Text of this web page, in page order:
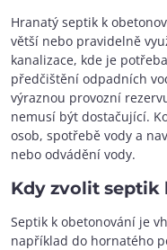
Hranatý septik k
větší nebo pravidelně
kanalizace, kde je
předčištění odpadních
výraznou provozní
nemusí být dostačující.
osob, spotřebě vody a
nebo odvádění vody.
Kdy zvolit
Septik k obetonování je
například do hornatého